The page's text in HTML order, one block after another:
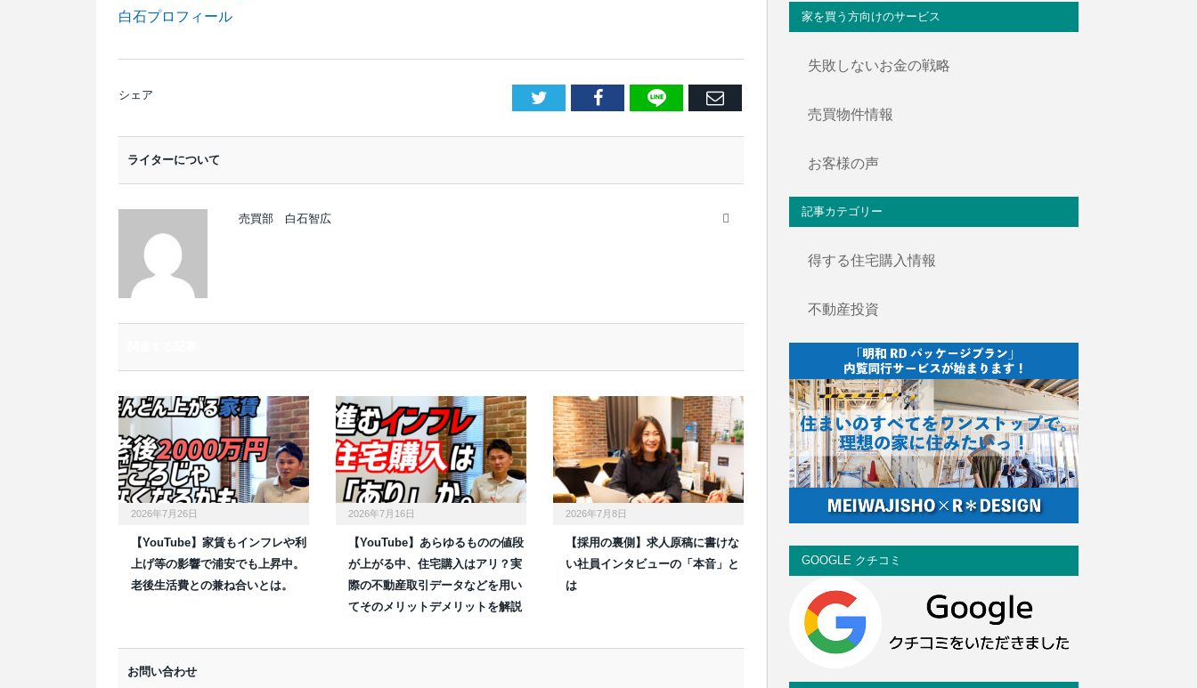
白石プロフィール
シェア Facebook
LINE
E
ライターについて
売買部 白石智広
2026年7月26日
【YouTube】家賃もインフレや利
上げ等の影響で浦安でも上昇中。
老後生活費との兼ね合いとは。
2026年7月16日
【YouTube】あらゆるものの値段
が上がる中、住宅購入はアリ？実
際の不動産取引データなどを用い
てそのメリットデメリットを解説
2026年7月8日
【採用の裏側】求人原稿に書けな
い社員インタビューの「本音」と
は
お問い合わせ
家を買う方向けのサービス
失敗しないお金の戦略
売買物件情報
お客様の声
記事カテゴリー
得する住宅購入情報
不動産投資
GOOGLE クチコミ